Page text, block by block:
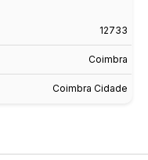
12733
Coimbra
Coimbra Cidade